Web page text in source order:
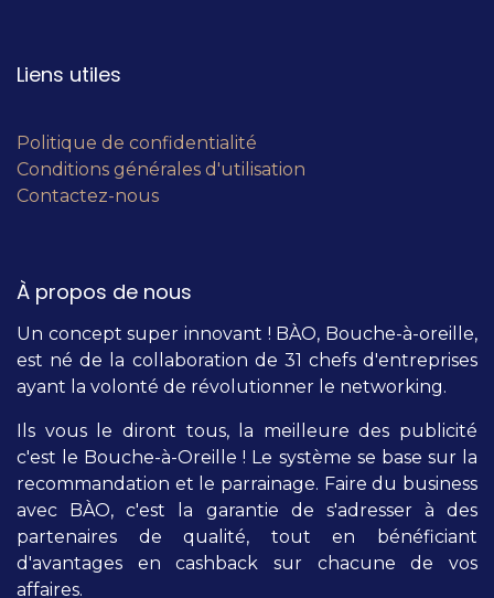
Liens utiles
Politique de confidentialité
Conditions générales d'utilisation
Contactez-nous
À propos de nous
Un concept super innovant ! BÀO, Bouche-à-oreille,
est né de la collaboration de 31 chefs d'entreprises
ayant la volonté de révolutionner le networking.
Ils vous le diront tous, la meilleure des publicité
c'est le Bouche-à-Oreille ! Le système se base sur la
recommandation et le parrainage. Faire du business
avec BÀO, c'est la garantie de s'adresser à des
partenaires de qualité, tout en bénéficiant
d'avantages en cashback sur chacune de vos
affaires.